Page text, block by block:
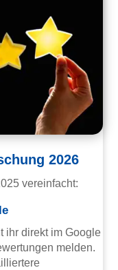
2026
vereinfacht:
ihr direkt im Google
melden.